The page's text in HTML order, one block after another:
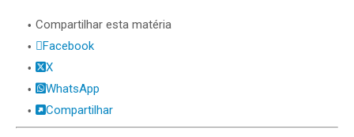
Compartilhar esta matéria
Facebook
X
WhatsApp
Compartilhar